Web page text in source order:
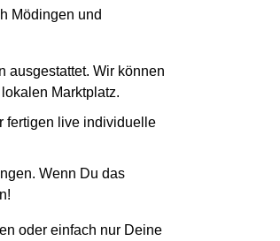
Mödingen und
ausgestattet. Wir können
Marktplatz.
fertigen live individuelle
Wenn Du das
oder einfach nur Deine